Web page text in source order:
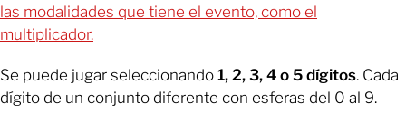
las modalidades que tiene el evento, como el
multiplicador.
Se puede jugar seleccionando 1, 2, 3, 4 o 5 dígitos. Cada
dígito de un conjunto diferente con esferas del 0 al 9.